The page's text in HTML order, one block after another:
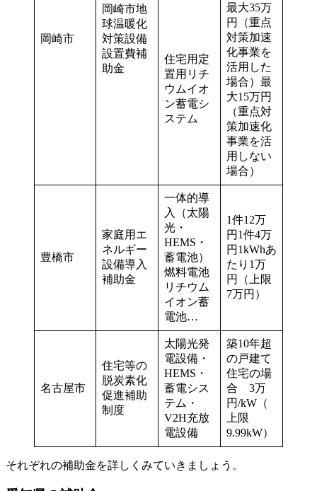
岡崎市
岡崎市地
球温暖化
対策設備
設置費補
助金
住宅用定
置用リチ
ウムイオ
ン蓄電シ
ステム
最大35万
円（重点
対策加速
化事業を
活用した
場合）最
大15万円
（重点対
策加速化
事業を活
用しない
場合）
豊橋市
家庭用エ
ネルギー
設備導入
補助金
一体的導
入（太陽
光・
HEMS・
蓄電池）
燃料電池
リチウム
イオン蓄
電池…
1件12万
円1件4万
円1kWhあ
たり1万
円（上限
7万円）
名古屋市
住宅等の
脱炭素化
促進補助
制度
太陽光発
電設備・
HEMS・
蓄電シス
テム・
V2H充放
電設備
築10年超
の戸建て
住宅の場
合 3万
円/kW（
上限
9.99kW）
それぞれの補助金を詳しくみていきましょう。